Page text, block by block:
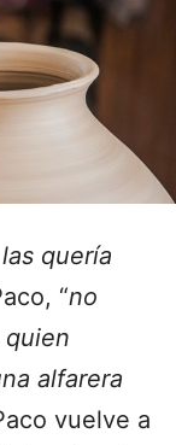
quería
“no
alfarera
vuelve a